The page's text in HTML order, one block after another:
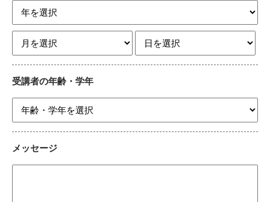
受講者の年齢・学年
メッセージ